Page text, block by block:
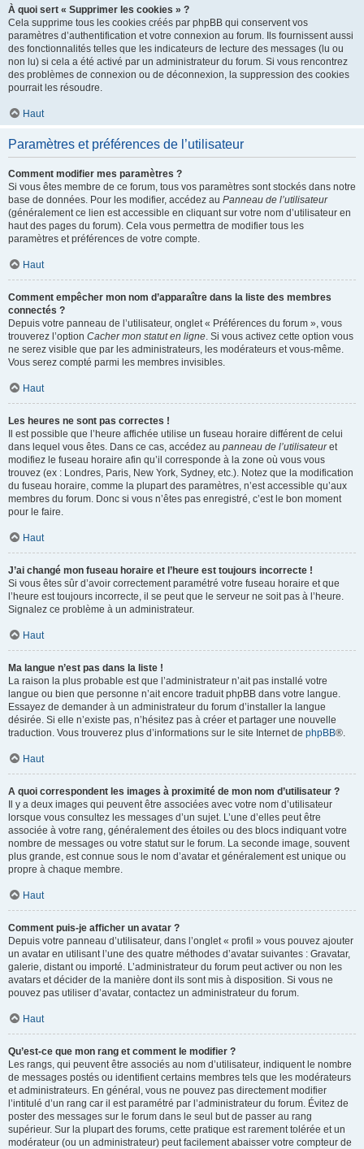
À quoi sert « Supprimer les cookies » ?
Cela supprime tous les cookies créés par phpBB qui conservent vos
paramètres d’authentification et votre connexion au forum. Ils fournissent aussi
des fonctionnalités telles que les indicateurs de lecture des messages (lu ou
non lu) si cela a été activé par un administrateur du forum. Si vous rencontrez
des problèmes de connexion ou de déconnexion, la suppression des cookies
pourrait les résoudre.
Haut
Paramètres et préférences de l’utilisateur
Comment modifier mes paramètres ?
Si vous êtes membre de ce forum, tous vos paramètres sont stockés dans notre
base de données. Pour les modifier, accédez au Panneau de l’utilisateur
(généralement ce lien est accessible en cliquant sur votre nom d’utilisateur en
haut des pages du forum). Cela vous permettra de modifier tous les
paramètres et préférences de votre compte.
Haut
Comment empêcher mon nom d’apparaître dans la liste des membres
connectés ?
Depuis votre panneau de l’utilisateur, onglet « Préférences du forum », vous
trouverez l’option Cacher mon statut en ligne. Si vous activez cette option vous
ne serez visible que par les administrateurs, les modérateurs et vous-même.
Vous serez compté parmi les membres invisibles.
Haut
Les heures ne sont pas correctes !
Il est possible que l’heure affichée utilise un fuseau horaire différent de celui
dans lequel vous êtes. Dans ce cas, accédez au panneau de l’utilisateuret
modifiez le fuseau horaire afin qu’il corresponde à la zone où vous vous
trouvez (ex : Londres, Paris, New York, Sydney, etc.). Notez que la modification
du fuseau horaire, comme la plupart des paramètres, n’est accessible qu’aux
membres du forum. Donc si vous n’êtes pas enregistré, c’est le bon moment
pour le faire.
Haut
J’ai changé mon fuseau horaire et l’heure est toujours incorrecte !
Si vous êtes sûr d’avoir correctement paramétré votre fuseau horaire et que
l’heure est toujours incorrecte, il se peut que le serveur ne soit pas à l’heure.
Signalez ce problème à un administrateur.
Haut
Ma langue n’est pas dans la liste !
La raison la plus probable est que l’administrateur n’ait pas installé votre
langue ou bien que personne n’ait encore traduit phpBB dans votre langue.
Essayez de demander à un administrateur du forum d’installer la langue
désirée. Si elle n’existe pas, n’hésitez pas à créer et partager une nouvelle
traduction. Vous trouverez plus d’informations sur le site Internet de phpBB®.
Haut
A quoi correspondent les images à proximité de mon nom d’utilisateur ?
Il y a deux images qui peuvent être associées avec votre nom d’utilisateur
lorsque vous consultez les messages d’un sujet. L’une d’elles peut être
associée à votre rang, généralement des étoiles ou des blocs indiquant votre
nombre de messages ou votre statut sur le forum. La seconde image, souvent
plus grande, est connue sous le nom d’avatar et généralement est unique ou
propre à chaque membre.
Haut
Comment puis-je afficher un avatar ?
Depuis votre panneau d’utilisateur, dans l’onglet « profil » vous pouvez ajouter
un avatar en utilisant l’une des quatre méthodes d’avatar suivantes : Gravatar,
galerie, distant ou importé. L’administrateur du forum peut activer ou non les
avatars et décider de la manière dont ils sont mis à disposition. Si vous ne
pouvez pas utiliser d’avatar, contactez un administrateur du forum.
Haut
Qu’est-ce que mon rang et comment le modifier ?
Les rangs, qui peuvent être associés au nom d’utilisateur, indiquent le nombre
de messages postés ou identifient certains membres tels que les modérateurs
et administrateurs. En général, vous ne pouvez pas directement modifier
l’intitulé d’un rang car il est paramétré par l’administrateur du forum. Évitez de
poster des messages sur le forum dans le seul but de passer au rang
supérieur. Sur la plupart des forums, cette pratique est rarement tolérée et un
modérateur (ou un administrateur) peut facilement abaisser votre compteur de